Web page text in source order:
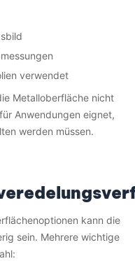
verwendet
Metalloberfläche nicht
Anwendungen eignet,
werden müssen.
kann die
sein. Mehrere wichtige